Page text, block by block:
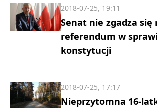
Senat nie zgadza się
referendum w
konstytucji
2018-07-25, 19:11
Nieprzytomna 16-
2018-07-25, 17:17